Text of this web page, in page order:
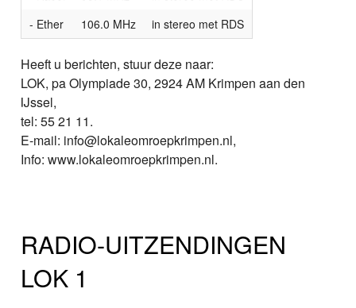
- Ether
106.0 MHz in stereo met RDS
Heeft u berichten, stuur deze naar:
LOK, pa Olympiade 30, 2924 AM Krimpen aan den
IJssel,
tel: 55 21 11.
E-mail: info@lokaleomroepkrimpen.nl,
Info: www.lokaleomroepkrimpen.nl.
RADIO-UITZENDINGEN
LOK 1